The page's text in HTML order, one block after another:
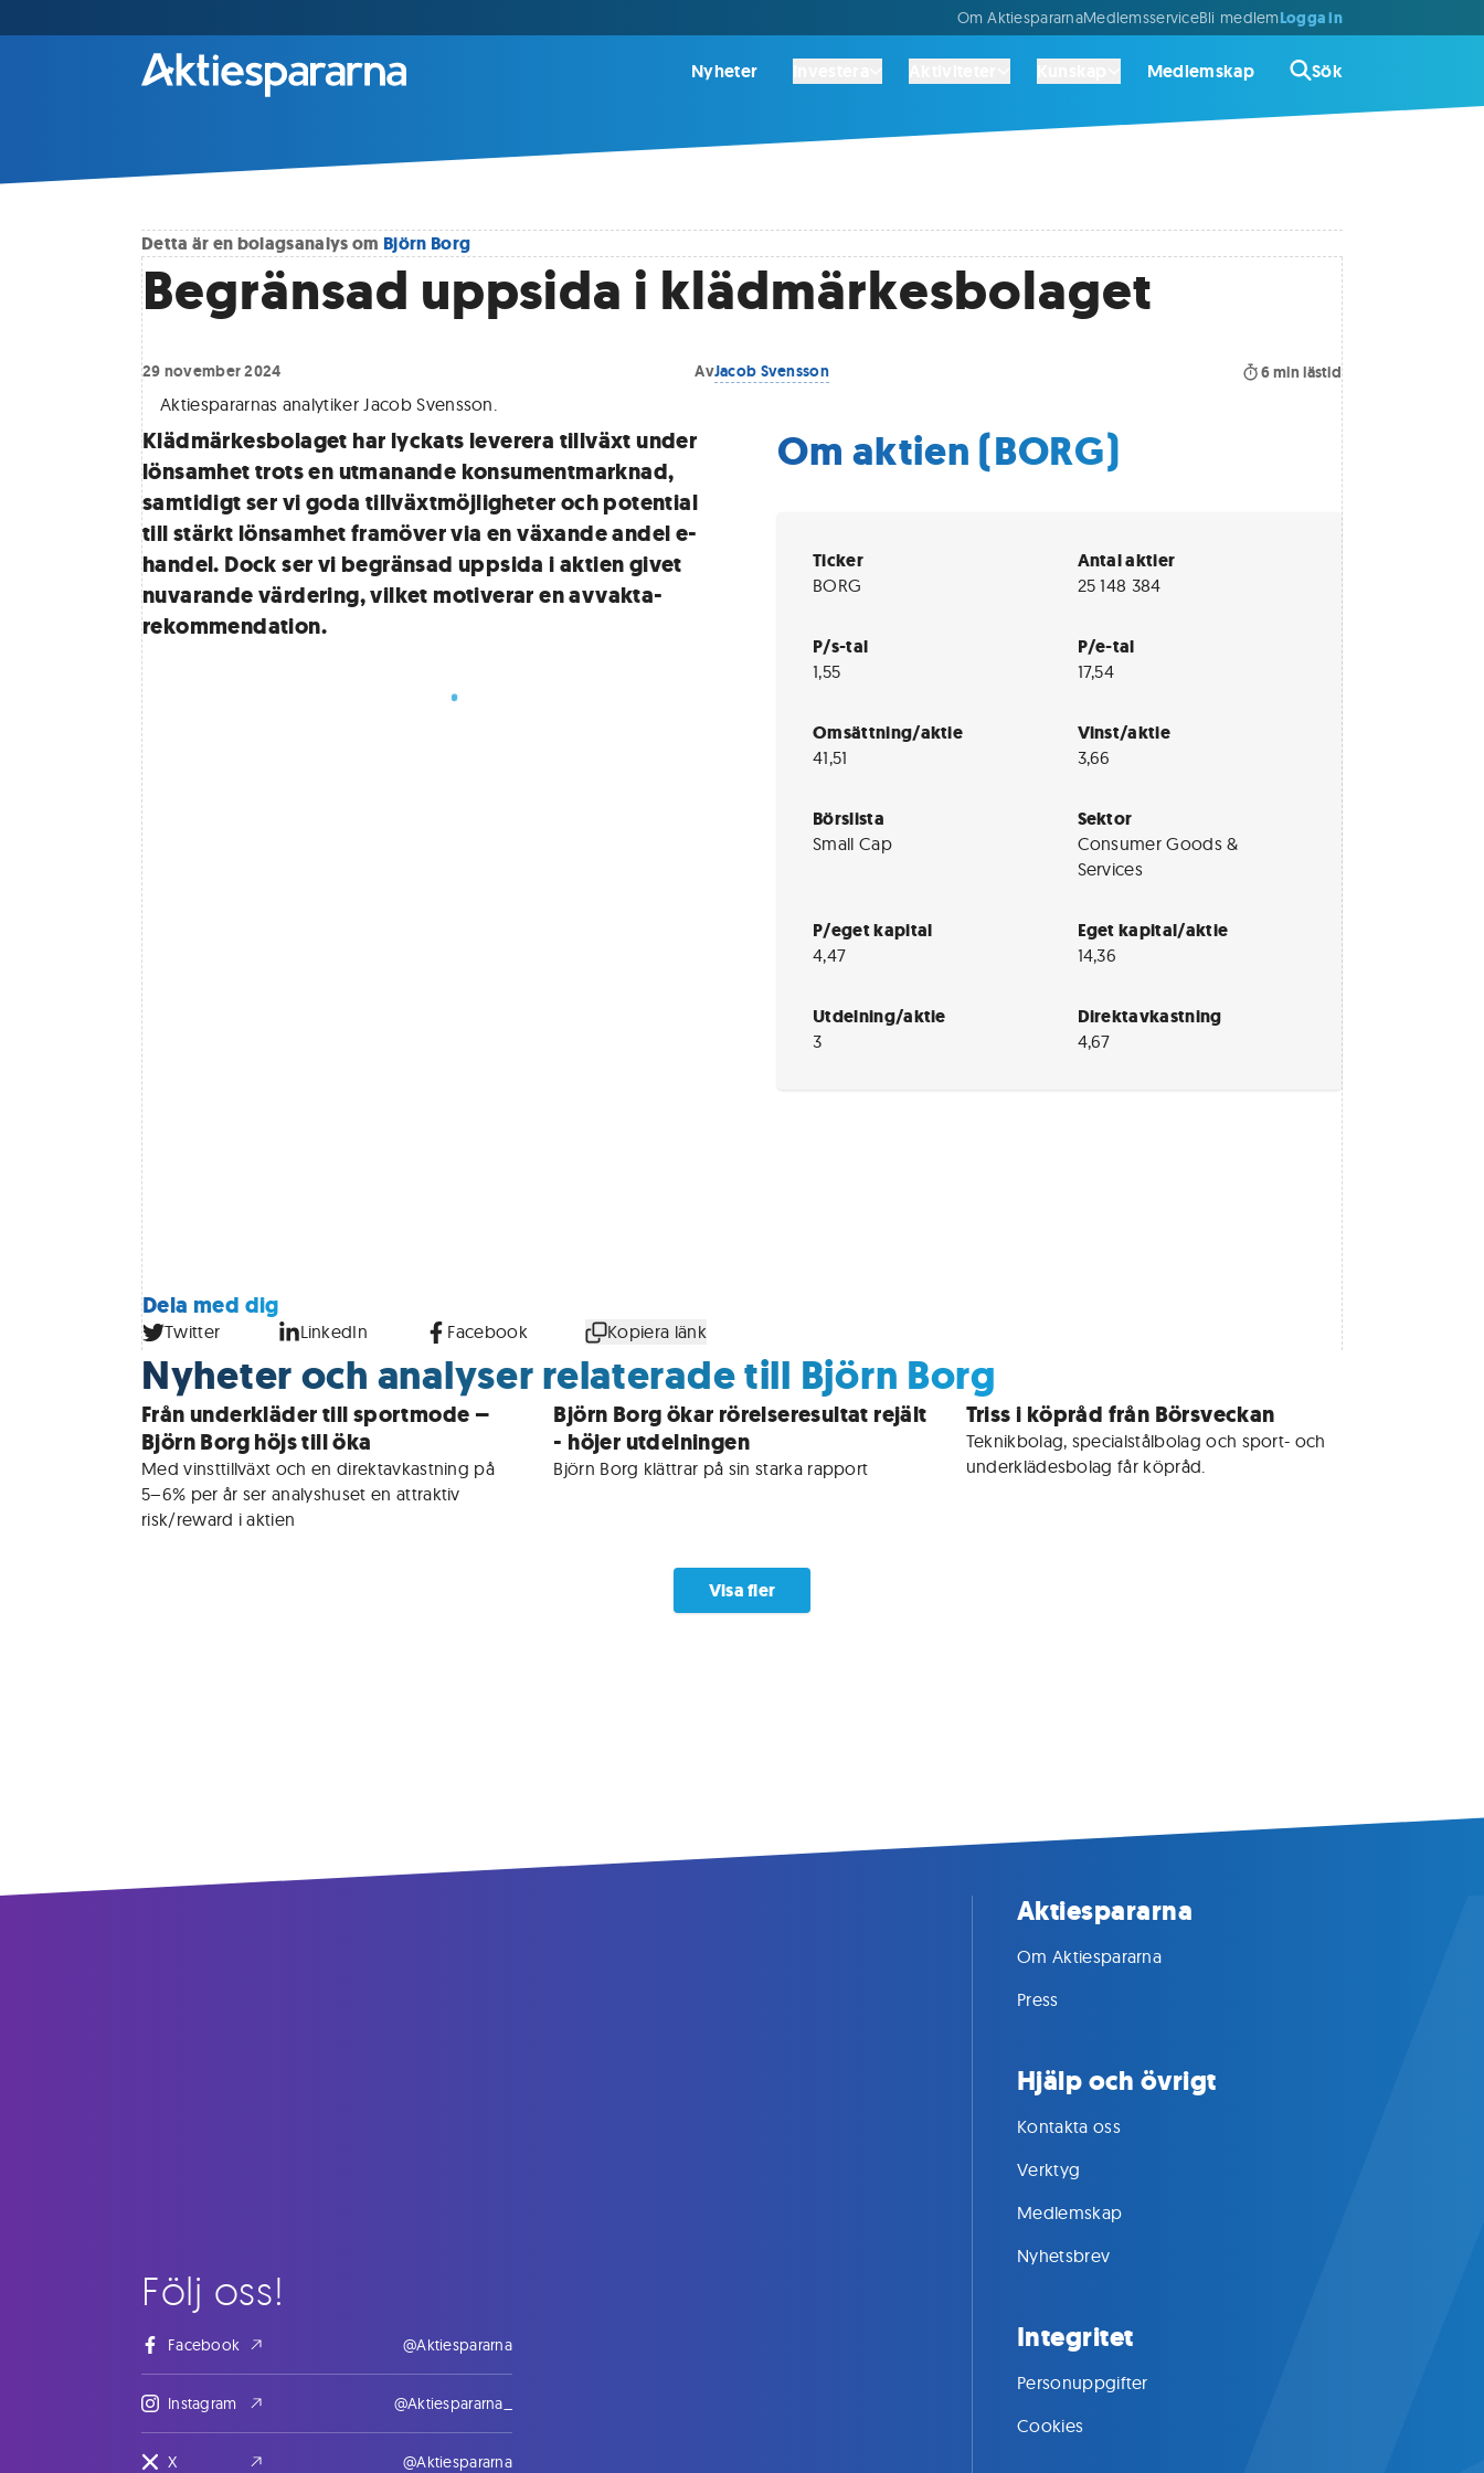
Om AktiespararnaMedlemsserviceBli medlemLogga in
Nyheter Medlemskap Sök
Detta är en bolagsanalys om Björn Borg
Begränsad uppsida i klädmärkesbolaget
29 november 2024 AvJacob Svensson 6min lästid
Aktiespararnas analytiker Jacob Svensson.
Klädmärkesbolaget har lyckats leverera tillväxt under
lönsamhet trots en utmanande konsumentmarknad,
samtidigt ser vi goda tillväxtmöjligheter och potential
till stärkt lönsamhet framöver via en växande andel e-
handel. Dock ser vi begränsad uppsida i aktien givet
nuvarande värdering, vilket motiverar en avvakta-
rekommendation.
Dela med dig
Twitter LinkedIn Facebook Kopiera länk
Om aktien (BORG)
Ticker
BORG
Antal aktier
25 148 384
P/s-tal
1,55
P/e-tal
17,54
Omsättning/aktie
41,51
Vinst/aktie
3,66
Börslista
Small Cap
Sektor
Consumer Goods &
Services
P/eget kapital
4,47
Eget kapital/aktie
14,36
Utdelning/aktie
3
Direktavkastning
4,67
Nyheter och analyser relaterade till Björn Borg
Från underkläder till sportmode –
Björn Borg höjs till öka
Med vinsttillväxt och en direktavkastning på
5–6% per år ser analyshuset en attraktiv
risk/reward i aktien
Björn Borg ökar rörelseresultat rejält
- höjer utdelningen
Björn Borg klättrar på sin starka rapport
Triss i köpråd från Börsveckan
Teknikbolag, specialstålbolag och sport- och
underklädesbolag får köpråd.
Visa fler
Följ oss!
Facebook @Aktiespararna
Instagram @Aktiespararna_
X @Aktiespararna
Aktiespararna
Om Aktiespararna
Press
Hjälp och övrigt
Kontakta oss
Verktyg
Medlemskap
Nyhetsbrev
Integritet
Personuppgifter
Cookies